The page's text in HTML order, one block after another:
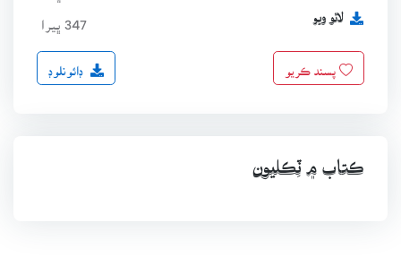
لاٿو ويو 347 ڀيرا
پسند ڪريو ڊائونلوڊ
ڪتاب ۾ ٽِڪليون